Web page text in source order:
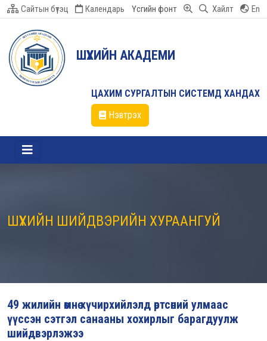
Сайтын бүтэц Календарь Үсгийн фонт Хайлт En
ШҮҮХИЙН АКАДЕМИ
ЦАХИМ СУРГАЛТЫН СИСТЕМД ХАНДАХ
Нэвтрэх
ШҮҮХИЙН ШИЙДВЭРИЙН ХУРААНГУЙ
49 жилийн өмнө хүчирхийлэлд өртсөний улмаас
үүссэн сэтгэл санааны хохирлыг барагдуулж
шийдвэрлэжээ